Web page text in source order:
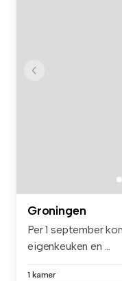
Groningen
Per 1 september
eigenkeuken en ...
1 kamer